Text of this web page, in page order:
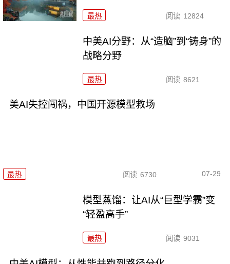
最热 阅读 12824
中美AI分野：从“造脑”到“铸身”的
战略分野
最热 阅读 8621
美AI失控闯祸，中国开源模型救场
最热 阅读 6730 07-29
模型蒸馏：让AI从“巨型学霸”变
“轻盈高手”
最热 阅读 9031